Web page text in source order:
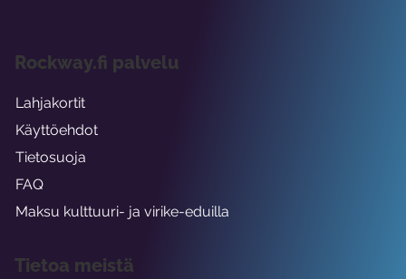
Rockway.fi palvelu
Lahjakortit
Käyttöehdot
Tietosuoja
FAQ
Maksu kulttuuri- ja virike-eduilla
Tietoa meistä